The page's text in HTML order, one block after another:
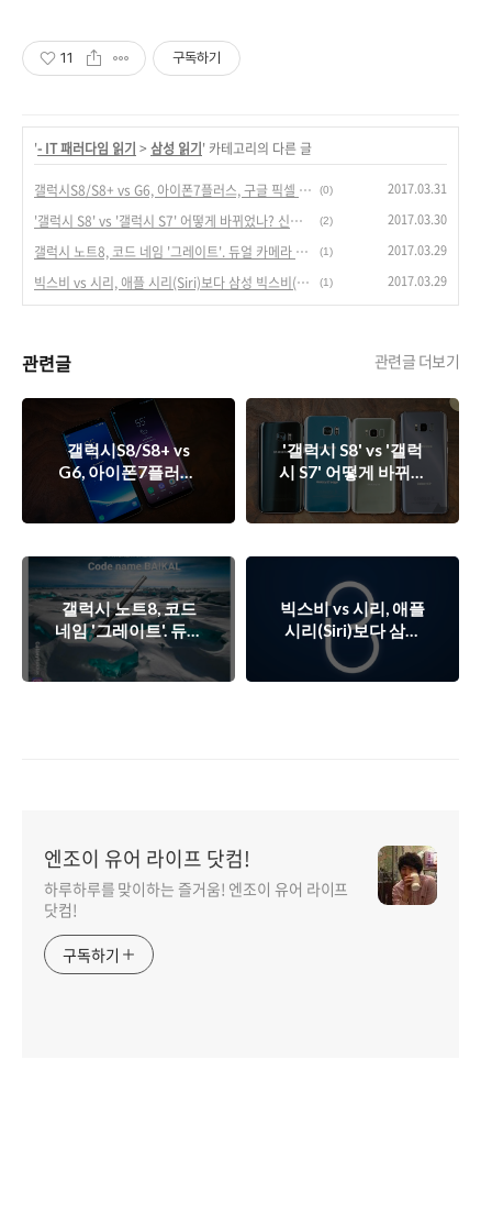
11 구독하기
'- IT 패러다임 읽기 > 삼성 읽기' 카테고리의 다른 글
갤럭시S8/S8+ vs G6, 아이폰7플러스, 구글 픽셀 크기 비교. '갤S8'는 베젤리스 경쟁의 신호탄? (0) 2017.03.31
'갤럭시 S8' vs '갤럭시 S7' 어떻게 바뀌었나? 신제품 사야할까. (2) 2017.03.30
갤럭시 노트8, 코드 네임 '그레이트'. 듀얼 카메라 탑재한 괴물폰을 준비 중인가? (1) 2017.03.29
빅스비 vs 시리, 애플 시리(Siri)보다 삼성 빅스비(Bixby)가 더 뛰어난가? (1) 2017.03.29
관련글 관련글 더보기
갤럭시S8/S8+ vs
G6, 아이폰7플러스,
구글 픽셀 크기 비교.
'갤S8'는 베젤리스 경
'갤럭시 S8' vs '갤럭
시 S7' 어떻게 바뀌었
나? 신제품 사야할까.
갤럭시 노트8, 코드
네임 '그레이트'. 듀얼
카메라 탑재한 괴물
폰을 준비 중인가?
빅스비 vs 시리, 애플
시리(Siri)보다 삼성
빅스비(Bixby)가 더
뛰어난가?
엔조이 유어 라이프 닷컴!
하루하루를 맞이하는 즐거움! 엔조이 유어 라이프
닷컴!
구독하기